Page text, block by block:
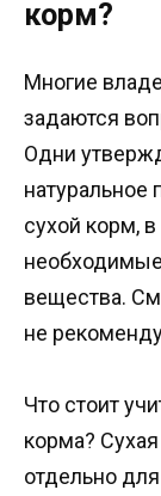
корм?
Многие
задаются
Одни
натуральное
сухой корм,
вещества.
не
Что стоит
корма?
отдельно